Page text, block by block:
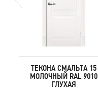
ТЕКОНА СМАЛЬТА 15
МОЛОЧНЫЙ RAL 9010
ГЛУХАЯ